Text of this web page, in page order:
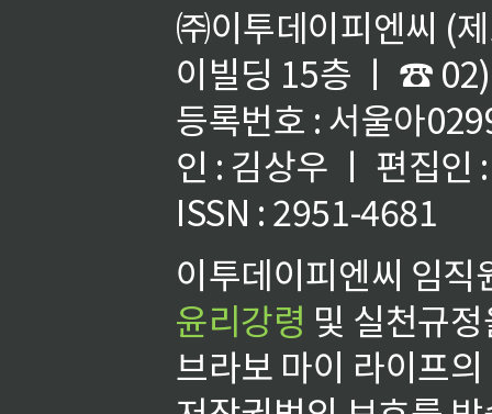
㈜이투데이피엔씨 (
이빌딩 15층 ㅣ ☎
등록번호 : 서울아
인 : 김상우 ㅣ 편집인
ISSN : 2951-4681
이투데이피엔씨 임
윤리강령 및 실천규
브라보 마이 라이프